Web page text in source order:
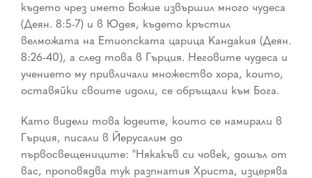
където чрез името Божие извършил много чудеса
(Деян. 8:5-7) и в Юдея, където кръстил
велможата на Етиопската царица Кандакия (Деян.
8:26-40), а след това в Гърция. Неговите чудеса и
учението му привличали множество хора, които,
оставяйки своите идоли, се обръщали към Бога.
Като видели това юдеите, които се намирали в
Гърция, писали в Йерусалим до
първосвещениците: "Някакъв си човек, дошъл от
вас, проповядва тук разпнатия Христа, изцерява